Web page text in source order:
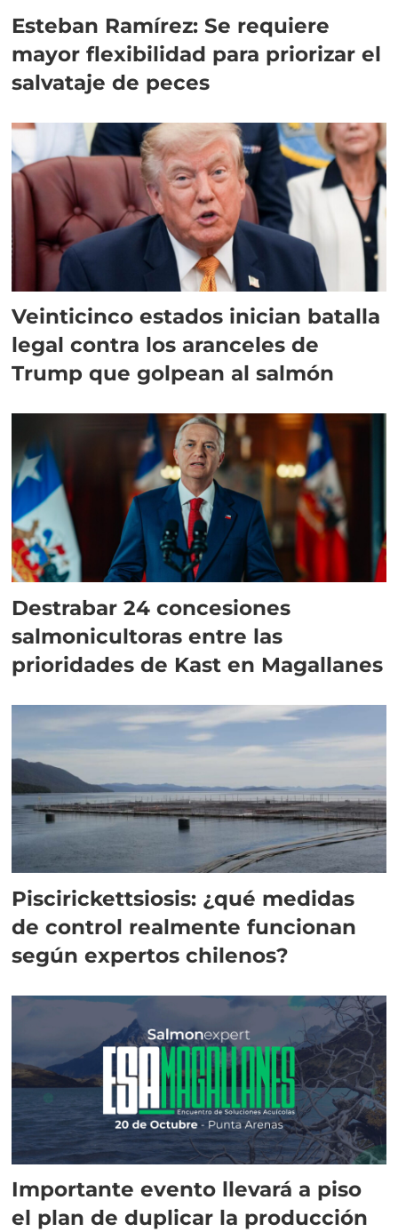
Esteban Ramírez: Se requiere
mayor flexibilidad para priorizar el
salvataje de peces
Veinticinco estados inician batalla
legal contra los aranceles de
Trump que golpean al salmón
Destrabar 24 concesiones
salmonicultoras entre las
prioridades de Kast en Magallanes
Piscirickettsiosis: ¿qué medidas
de control realmente funcionan
según expertos chilenos?
Importante evento llevará a piso
el plan de duplicar la producción